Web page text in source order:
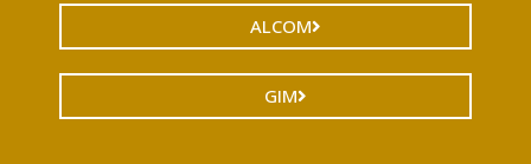
ALCOM
GIM